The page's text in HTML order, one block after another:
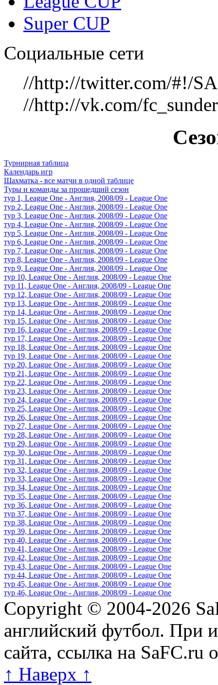
Super CUP
Социальные сети
//http://twitter.com/#!/
//http://vk.com/
Турнирная таблица
Календарь игр
Шахматка - все матчи в одной таблице
Туры и команды за прошедший сезон
тур 1, League One - Англия, 2008/09 - League One
тур 2, League One - Англия, 2008/09 - League One
тур 3, League One - Англия, 2008/09 - League One
тур 4, League One - Англия, 2008/09 - League One
тур 5, League One - Англия, 2008/09 - League One
тур 6, League One - Англия, 2008/09 - League One
тур 7, League One - Англия, 2008/09 - League One
тур 8, League One - Англия, 2008/09 - League One
тур 9, League One - Англия, 2008/09 - League One
тур 10, League One - Англия, 2008/09 - League One
тур 11, League One - Англия, 2008/09 - League One
тур 12, League One - Англия, 2008/09 - League One
тур 13, League One - Англия, 2008/09 - League One
тур 14, League One - Англия, 2008/09 - League One
тур 15, League One - Англия, 2008/09 - League One
тур 16, League One - Англия, 2008/09 - League One
тур 17, League One - Англия, 2008/09 - League One
тур 18, League One - Англия, 2008/09 - League One
тур 19, League One - Англия, 2008/09 - League One
тур 20, League One - Англия, 2008/09 - League One
тур 21, League One - Англия, 2008/09 - League One
тур 22, League One - Англия, 2008/09 - League One
тур 23, League One - Англия, 2008/09 - League One
тур 24, League One - Англия, 2008/09 - League One
тур 25, League One - Англия, 2008/09 - League One
тур 26, League One - Англия, 2008/09 - League One
тур 27, League One - Англия, 2008/09 - League One
тур 28, League One - Англия, 2008/09 - League One
тур 29, League One - Англия, 2008/09 - League One
тур 30, League One - Англия, 2008/09 - League One
тур 31, League One - Англия, 2008/09 - League One
тур 32, League One - Англия, 2008/09 - League One
тур 33, League One - Англия, 2008/09 - League One
тур 34, League One - Англия, 2008/09 - League One
тур 35, League One - Англия, 2008/09 - League One
тур 36, League One - Англия, 2008/09 - League One
тур 37, League One - Англия, 2008/09 - League One
тур 38, League One - Англия, 2008/09 - League One
тур 39, League One - Англия, 2008/09 - League One
тур 40, League One - Англия, 2008/09 - League One
тур 41, League One - Англия, 2008/09 - League One
тур 42, League One - Англия, 2008/09 - League One
тур 43, League One - Англия, 2008/09 - League One
тур 44, League One - Англия, 2008/09 - League One
тур 45, League One - Англия, 2008/09 - League One
тур 46, League One - Англия, 2008/09 - League One
Copyright © 2004-2026
английский футбол. При
сайта, ссылка на SaFC.ru
↑ Наверх ↑